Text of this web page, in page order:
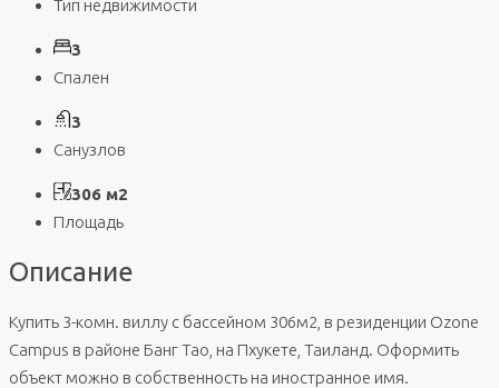
Тип недвижимости
3
Спален
3
Санузлов
306 м2
Площадь
Описание
Купить 3-комн. виллу с бассейном 306м2, в резиденции Ozone
Campus в районе Банг Тао, на Пхукете, Таиланд. Оформить
объект можно в собственность на иностранное имя.